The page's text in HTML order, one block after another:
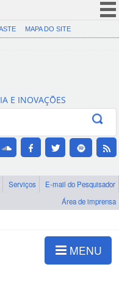
CORONAVÍRUS (COVID-19)
Canais
MAPA DO SITE
E INOVAÇÕES
Serviços
E-mail do Pesquisador
Área de imprensa
MENU